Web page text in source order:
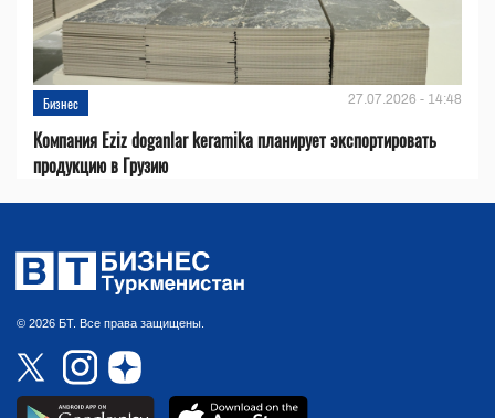
Бизнес 27.07.2026 - 14:48
Компания Eziz doganlar keramika планирует экспортировать
продукцию в Грузию
© 2026 БТ. Все права защищены.